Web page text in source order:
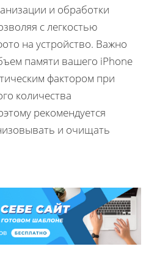
и обработки
с легкостью
на устройствo. Важно
памяти вашего iPhone
фактором при
количества
рекомендуется
и очищать